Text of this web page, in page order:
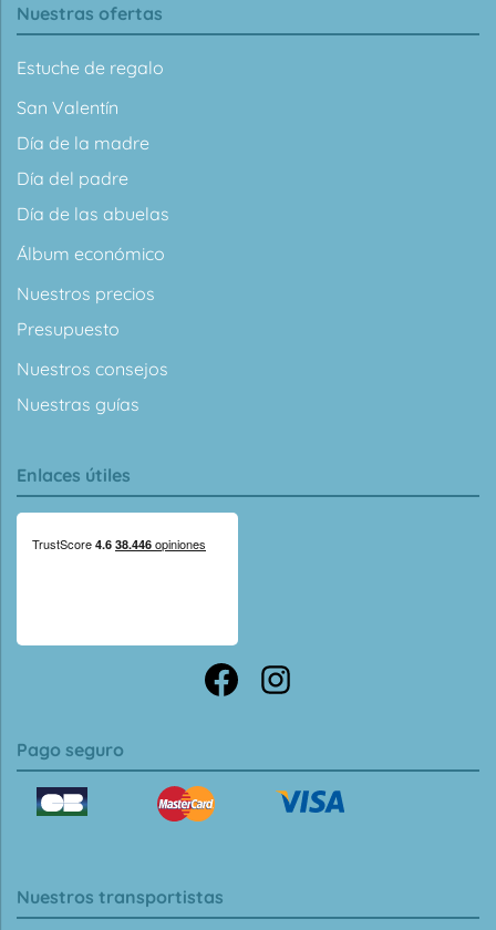
Nuestras ofertas
Estuche de regalo
San Valentín
Día de la madre
Día del padre
Día de las abuelas
Álbum económico
Nuestros precios
Presupuesto
Nuestros consejos
Nuestras guías
Enlaces útiles
Pago seguro
Nuestros transportistas